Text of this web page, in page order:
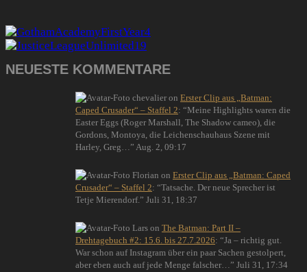
NEUESTE KOMMENTARE
chevalier on Erster Clip aus „Batman:
Caped Crusader“ – Staffel 2: “Meine Highlights waren die
Easter Eggs (Roger Marshall, The Shadow cameo), die
Gordons, Montoya, die Leichenschauhaus Szene mit
Harley, Greg… ” Aug. 2, 09:17
Florian on Erster Clip aus „Batman: Caped
Crusader“ – Staffel 2: “Tatsache. Der neue Sprecher ist
Tetje Mierendorf. ” Juli 31, 18:37
Lars on The Batman: Part II –
Drehtagebuch #2: 15.6. bis 27.7.2026: “Ja – richtig gut.
War schon auf Instagram über ein paar Sachen gestolpert,
aber eben auch auf jede Menge falscher… ” Juli 31, 17:34